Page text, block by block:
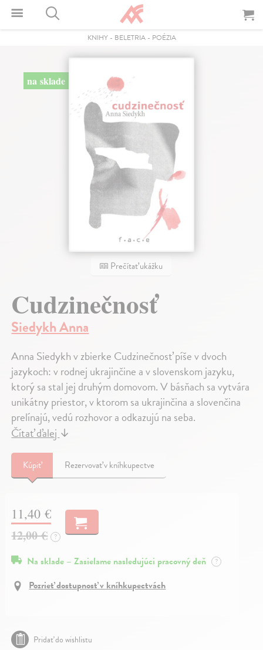
KNIHY- BELETRIA- POÉZIA
na sklade
Prečítať ukážku
Cudzinečnosť
Siedykh Anna
Anna Siedykh v zbierke Cudzinečnosť píše v dvoch
jazykoch: v rodnej ukrajinčine a v slovenskom jazyku,
ktorý sa stal jej druhým domovom. V básňach sa vytvára
unikátny priestor, v ktorom sa ukrajinčina a slovenčina
prelínajú, vedú rozhovor a odkazujú na seba.
Čítať ďalej ↓
Kúpiť Rezervovať v kníhkupectve
11,40 €
12,00 € ?
Na sklade – Zasielame nasledujúci pracovný deň ?
Pozrieť dostupnosť v kníhkupectvách
Pridať do wishlistu